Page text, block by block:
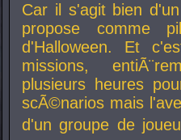
Car il s'agit bien
propose comme
d'Halloween. Et
missions,
plusieurs heures
scÃ©narios mais
d'un groupe de